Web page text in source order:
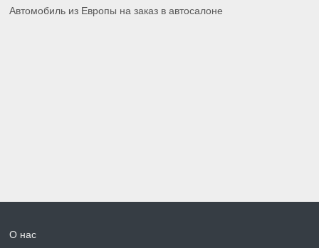
Автомобиль из Европы на заказ в автосалоне
О нас